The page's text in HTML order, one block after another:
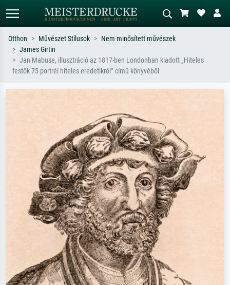
Alap keresés MI-képkereső
Keressen művész, műcím vagy stílus
Írja le a jelenetet – pl. zöld rét, sok
Otthon Művészet Stílusok
Nem minősített művészek
James Girtin
Jan Mabuse, illusztráció az 1817-ben Londonban kiadott „Hiteles
festők 75 portréi hiteles eredetikről” című könyvéből